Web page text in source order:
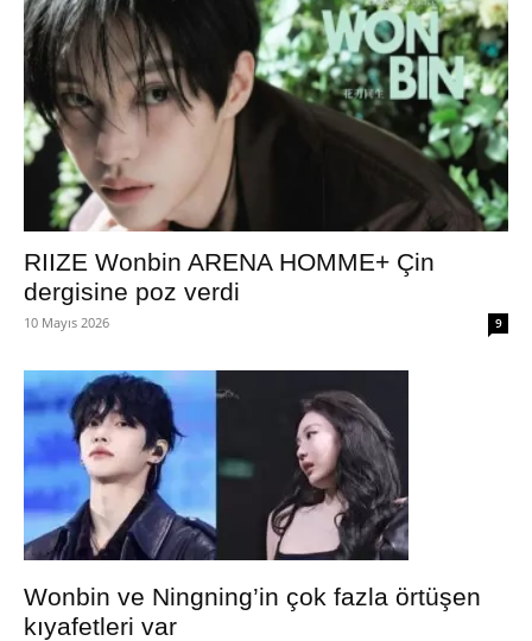
RIIZE Wonbin ARENA HOMME+ Çin
dergisine poz verdi
10 Mayıs 2026 9
Wonbin ve Ningning’in çok fazla örtüşen
kıyafetleri var